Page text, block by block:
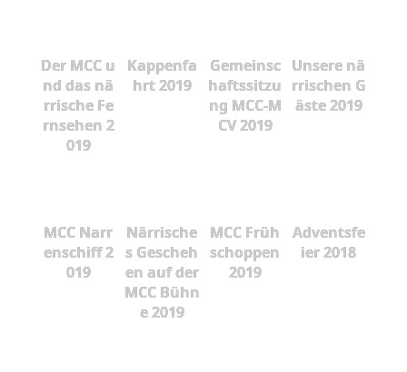
Der MCC u
nd das nä
rrische Fe
rnsehen 2
019
Kappenfa
hrt 2019
Gemeinsc
haftssitzu
ng MCC-M
CV 2019
Unsere nä
rrischen G
äste 2019
MCC Narr
enschiff 2
019
Närrische
s Gescheh
en auf der
MCC Bühn
e 2019
MCC Früh
schoppen
2019
Adventsfe
ier 2018